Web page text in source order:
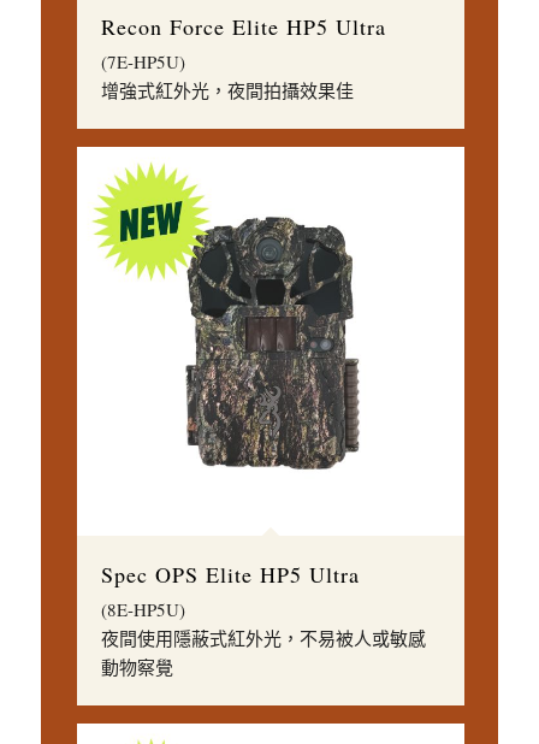
Recon Force Elite HP5 Ultra
(7E-HP5U)
增強式紅外光，夜間拍攝效果佳
Spec OPS Elite HP5 Ultra
(8E-HP5U)
夜間使用隱蔽式紅外光，不易被人或敏感
動物察覺